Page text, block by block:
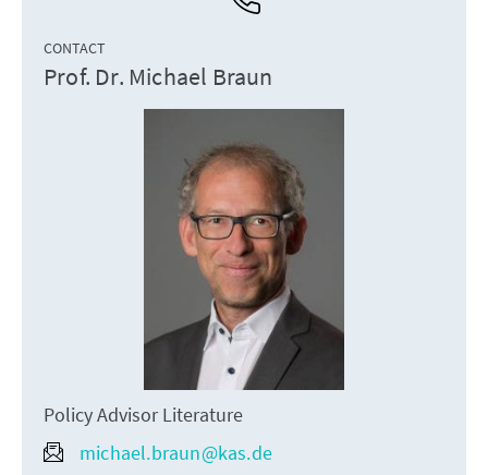
CONTACT
Prof. Dr. Michael Braun
Policy Advisor Literature
michael.braun@kas.de